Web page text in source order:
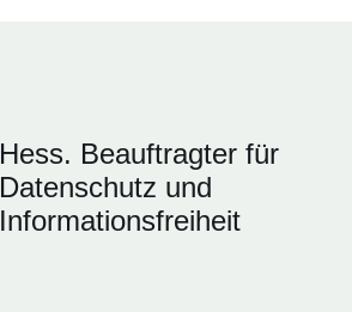
Hess. Beauftragter für
Datenschutz und
Informationsfreiheit